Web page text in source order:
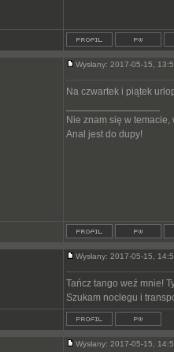
Wysłany: 2017-05-15,
Na czwartek i piątek
Nie znam się w
Anal jest do dupy!
Wysłany: 2017-05-15,
Tańcz tango weź mnie!
Szukam noclegu i
Wysłany: 2017-05-15,